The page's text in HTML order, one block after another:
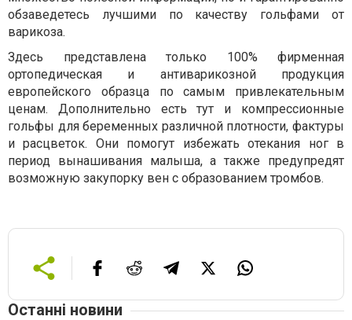
обзаведетесь лучшими по качеству гольфами от
варикоза.
Здесь представлена только 100% фирменная
ортопедическая и антиварикозной продукция
европейского образца по самым привлекательным
ценам. Дополнительно есть тут и компрессионные
гольфы для беременных различной плотности, фактуры
и расцветок. Они помогут избежать отекания ног в
период вынашивания малыша, а также предупредят
возможную закупорку вен с образованием тромбов.
Останні новини